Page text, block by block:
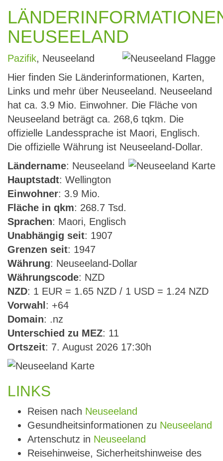
NEUSEELAND
Pazifik, Neuseeland
Hier finden Sie Länderinformationen, Karten,
Links und mehr über Neuseeland. Neuseeland
hat ca. 3.9 Mio. Einwohner. Die Fläche von
Neuseeland beträgt ca. 268,6 tqkm. Die
offizielle Landessprache ist Maori, Englisch.
Die offizielle Währung ist Neuseeland-Dollar.
Ländername: Neuseeland
Hauptstadt: Wellington
Einwohner: 3.9 Mio.
Fläche in qkm: 268.7 Tsd.
Sprachen: Maori, Englisch
Unabhängig seit: 1907
Grenzen seit: 1947
Währung: Neuseeland-Dollar
Währungscode: NZD
NZD: 1 EUR = 1.65 NZD / 1 USD = 1.24 NZD
Vorwahl : +64
Domain: .nz
Unterschied zu MEZ: 11
Ortszeit: 7. August 2026 17:30h
LINKS
Reisen nach Neuseeland
Gesundheitsinformationen zu Neuseeland
Artenschutz in Neuseeland
Reisehinweise, Sicherheitshinweise des